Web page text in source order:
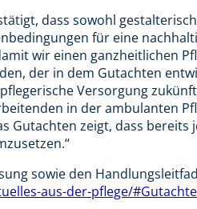
dass sowohl
für eine
wir einen ganzheitlichen
der in dem Gutachten
Versorgung
in der ambulanten
Gutachten zeigt, dass bereits
sowie den
aus-der-pflege/